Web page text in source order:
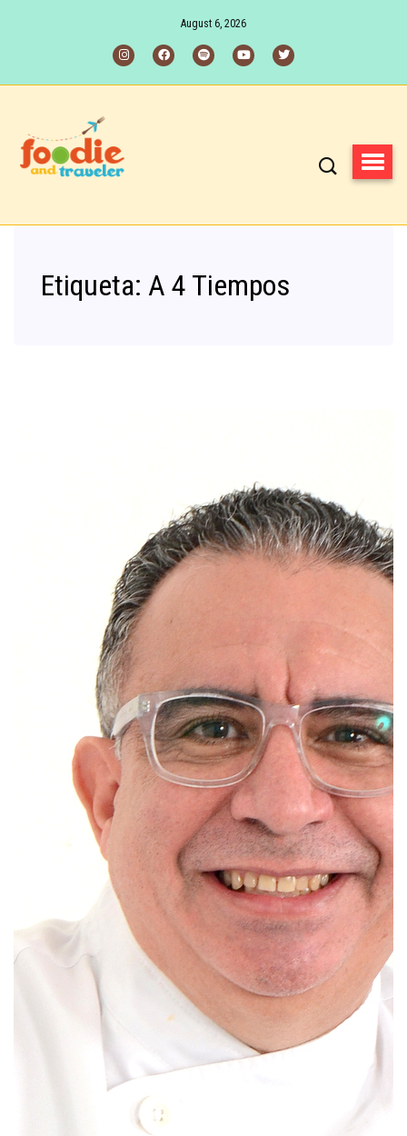
August 6, 2026
Etiqueta: A 4 Tiempos